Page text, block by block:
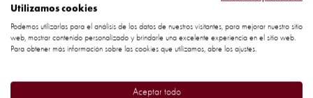
socioeconómica mejora y el estilo de vida que desarrolla
alrededor de estos se vuelve más fácil y más rentable.
Utilizamos cookies
Podemos utilizarlas para el análisis de los datos de nuestros visitantes, para mejorar nuestro sitio
web, mostrar contenido personalizado y brindarle una excelente experiencia en el sitio web.
Para obtener más información sobre las cookies que utilizamos, abre los ajustes.
Aceptar todo